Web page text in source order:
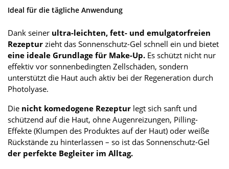
Ideal für die tägliche Anwendung
Dank seiner ultra-leichten, fett- und emulgatorfreien
Rezeptur zieht das Sonnenschutz-Gel schnell ein und bietet
eine ideale Grundlage für Make-Up. Es schützt nicht nur
effektiv vor sonnenbedingten Zellschäden, sondern
unterstützt die Haut auch aktiv bei der Regeneration durch
Photolyase.
Die nicht komedogene Rezeptur legt sich sanft und
schützend auf die Haut, ohne Augenreizungen, Pilling-
Effekte (Klumpen des Produktes auf der Haut) oder weiße
Rückstände zu hinterlassen – so ist das Sonnenschutz-Gel
der perfekte Begleiter im Alltag.